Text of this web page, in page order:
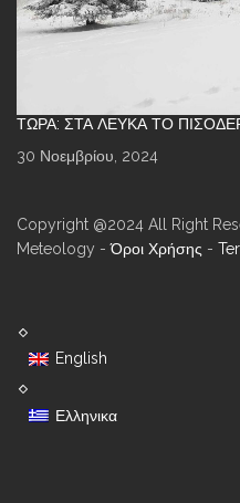
ΤΏΡΑ: ΣΤΑ ΛΕΥΚΆ ΤΟ
30 Νοεμβρίου, 2024
Copyright @2024 All Right
Meteology -Όροι Χρήσης -
English
Ελληνικα